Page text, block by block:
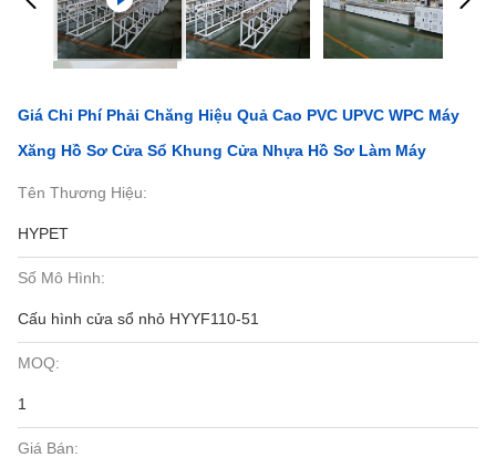
Giá Chi Phí Phải Chăng Hiệu Quả Cao PVC UPVC WPC Máy
Xăng Hồ Sơ Cửa Sổ Khung Cửa Nhựa Hồ Sơ Làm Máy
Tên Thương Hiệu:
HYPET
Số Mô Hình:
Cấu hình cửa sổ nhỏ HYYF110-51
MOQ:
1
Giá Bán: